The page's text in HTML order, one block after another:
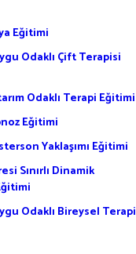
Eğitimi
Odaklı Çift Terapisi
Odaklı Terapi Eğitimi
Eğitimi
Yaklaşımı Eğitimi
Sınırlı Dinamik
Odaklı Bireysel Terapi